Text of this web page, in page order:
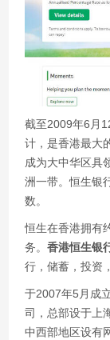
截至2009年6月
计，是香港最大
成为大中华区具
洲一带。恒生银
数。
恒生在香港拥有
务。香港恒生银
行，储蓄，投资
于2007年5月成
司，总部设于上
中西部地区设有